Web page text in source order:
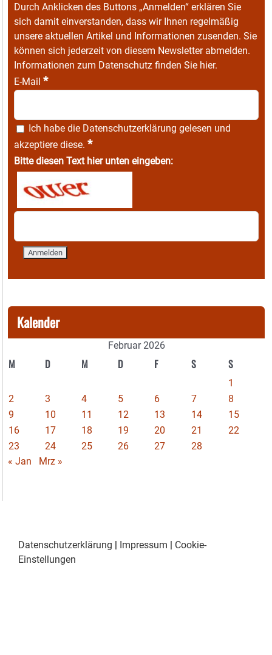
Durch Anklicken des Buttons „Anmelden“ erklären Sie
sich damit einverstanden, dass wir Ihnen regelmäßig
unsere aktuellen Artikel und Informationen zusenden. Sie
können sich jederzeit von diesem Newsletter abmelden.
Informationen zum Datenschutz finden Sie hier.
E-Mail *
Ich habe die Datenschutzerklärung gelesen und
akzeptiere diese. *
Bitte diesen Text hier unten eingeben:
Kalender
Februar 2026
M D M D F S S
1
2
3 4 5 6 7
8
9
10 11 12 13 14
15
16
17 18 19 20 21
22
23
24 25 26 27
28
« Jan
Mrz »
Datenschutzerklärung | Impressum | Cookie-
Einstellungen